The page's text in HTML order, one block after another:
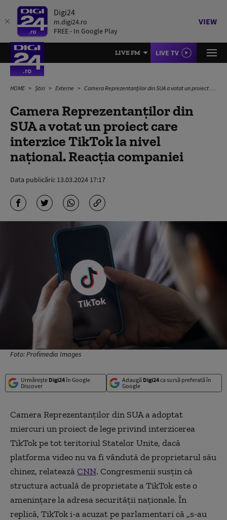
Digi24
m.digi24.ro
FREE - In Google Play
VIEW
LIVE FM LIVE TV
HOME Știri Externe Camera Reprezentanților din SUA a votat un proiect care interzice TikTok la nivel național. Reacția companiei
Camera Reprezentanților din
SUA a votat un proiect care
interzice TikTok la nivel
național. Reacția companiei
Data publicării: 13.03.2024 17:17
Foto: Profimedia Images
Urmărește Digi24în Google
Discover
Adaugă Digi24ca sursă preferată în
Google
Camera Reprezentanților din SUA a adoptat
miercuri un proiect de lege privind interzicerea
TikTok pe tot teritoriul Statelor Unite, dacă
platforma video nu va fi vândută de proprietarul său
chinez, relateazăCNN. Congresmenii susțin că
structura actuală de proprietate a TikTok este o
amenințare la adresa securității naționale. În
replică, TikTok i-a acuzat pe parlamentari că „s-au